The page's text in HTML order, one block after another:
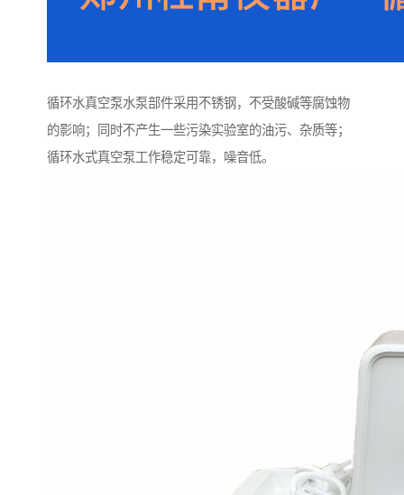
循环水真空泵水泵部件采用不锈钢，不受酸碱等腐蚀物
的影响；同时不产生一些污染实验室的油污、杂质等；
循环水式真空泵工作稳定可靠，噪音低。